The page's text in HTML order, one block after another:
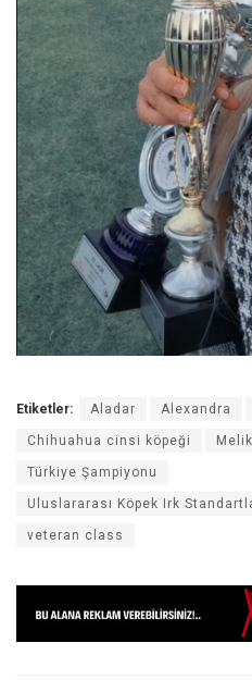
Etiketler: Aladar Alexandra
Chihuahua cinsi köpeği
Türkiye Şampiyonu
Uluslararası Köpek Irk
veteran class